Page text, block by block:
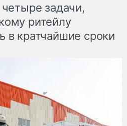
задачи,
ритейлу
в кратчайшие сроки